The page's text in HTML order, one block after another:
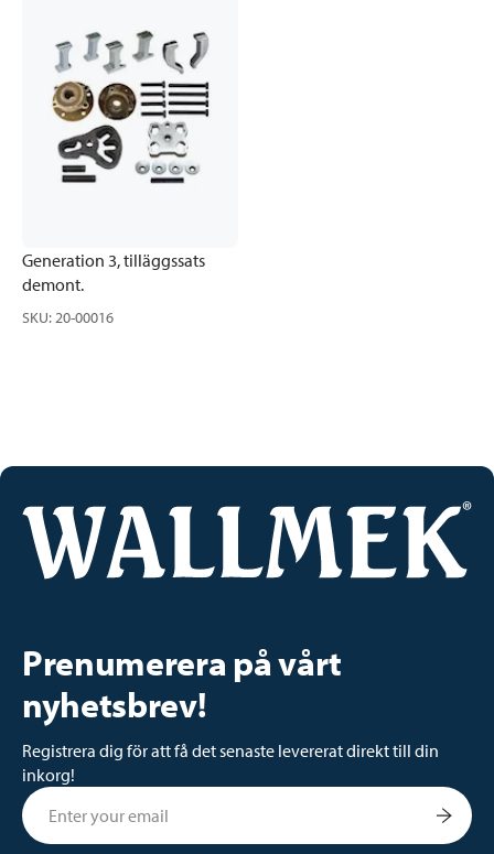
Generation 3, tilläggssats
demont.
SKU:20-00016
Prenumerera på vårt
nyhetsbrev!
Registrera dig för att få det senaste levererat direkt till din
inkorg!